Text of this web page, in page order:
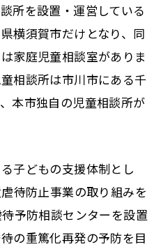
所を設置・運営している
横須賀市だけとなり、同
家庭児童相談室がありま
相談所は市川市にある千
本市独自の児童相談所が
子どもの支援体制とし
待防止事業の取り組みを
予防相談センターを設置
の重篤化再発の予防を目